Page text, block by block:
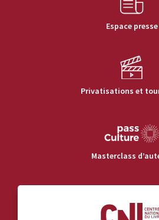
Espace presse
Privatisations et
Masterclass